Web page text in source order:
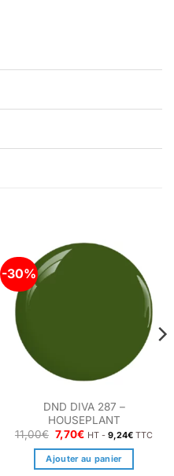
-30%
DND DIVA 287 –
HOUSEPLANT
11,00€ Le
prix
initial
était :
7,70€Le
actuel
est :
HT -9,24€ TTC
Ajouter au panier